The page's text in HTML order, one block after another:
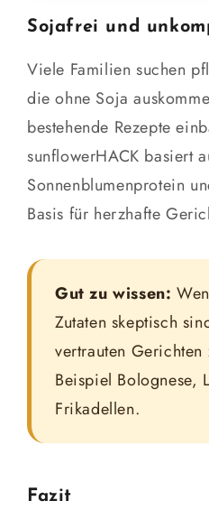
Sojafrei und
Viele Familien suchen
die ohne Soja
bestehende Rezepte
sunflowerHACK basiert
Sonnenblumenprotein
Basis für herzhafte
Gut zu wissen:
Zutaten skeptisch
vertrauten
Beispiel Bolognese,
Frikadellen.
Fazit